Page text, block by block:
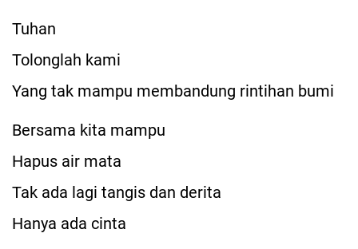
Tuhan
Tolonglah kami
Yang tak mampu membandung rintihan bumi
Bersama kita mampu
Hapus air mata
Tak ada lagi tangis dan derita
Hanya ada cinta